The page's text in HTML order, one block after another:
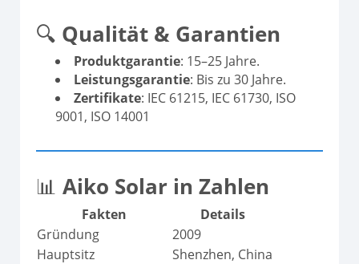
🔍 Qualität & Garantien
Produktgarantie: 15–25 Jahre.
Leistungsgarantie: Bis zu 30 Jahre.
Zertifikate: IEC 61215, IEC 61730, ISO
9001, ISO 14001
📊 Aiko Solar in Zahlen
Fakten
Details
Gründung
2009
Hauptsitz
Shenzhen, China